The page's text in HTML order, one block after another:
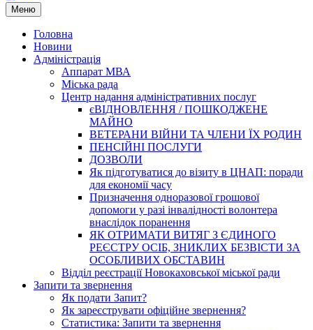
Меню Skip
to
content
Головна
Новини
Адміністрація
Аппарат МВА
Міська рада
Центр надання адміністративних послуг
єВІДНОВЛЕННЯ / ПОШКОДЖЕНЕ
МАЙНО
ВЕТЕРАНИ ВІЙНИ ТА ЧЛЕНИ ЇХ РОДИН
ПЕНСІЙНІ ПОСЛУГИ
ДОЗВОЛИ
Як підготуватися до візиту в ЦНАП: поради
для економії часу
Призначення одноразової грошової
допомоги у разі інвалідності волонтера
внаслідок поранення
ЯК ОТРИМАТИ ВИТЯГ З ЄДИНОГО
РЕЄСТРУ ОСІБ, ЗНИКЛИХ БЕЗВІСТИ ЗА
ОСОБЛИВИХ ОБСТАВИН
Відділ реєстрації Новокаховської міської ради
Запити та звернення
Як подати Запит?
Як зареєструвати офіційне звернення?
Статистика: Запити та звернення